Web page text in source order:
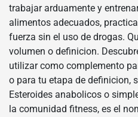
trabajar arduamente y
alimentos adecuados,
fuerza sin el uso de drogas.
volumen o definicion.
utilizar como complemento
o para tu etapa de definicion,
Esteroides anabolicos o
la comunidad fitness, es el